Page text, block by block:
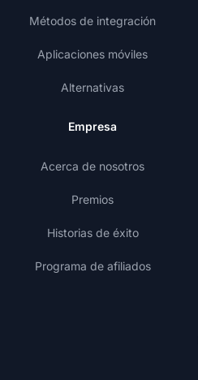
Métodos de integración
Aplicaciones móviles
Alternativas
Empresa
Acerca de nosotros
Premios
Historias de éxito
Programa de afiliados